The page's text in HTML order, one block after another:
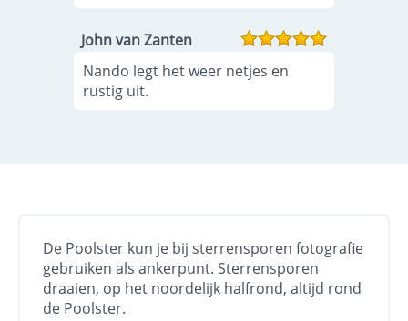
John van Zanten
Nando legt het weer netjes en
rustig uit.
De Poolster kun je bij sterrensporen fotografie
gebruiken als ankerpunt. Sterrensporen
draaien, op het noordelijk halfrond, altijd rond
de Poolster.